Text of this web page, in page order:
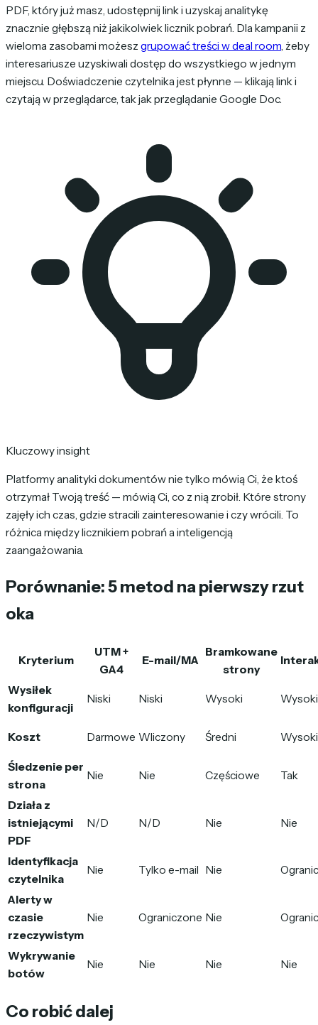
PDF, który już masz, udostępnij link i uzyskaj analitykę
znacznie głębszą niż jakikolwiek licznik pobrań. Dla kampanii z
wieloma zasobami możesz grupować treści w deal room, żeby
interesariusze uzyskiwali dostęp do wszystkiego w jednym
miejscu. Doświadczenie czytelnika jest płynne — klikają link i
czytają w przeglądarce, tak jak przeglądanie Google Doc.
Kluczowy insight
Platformy analityki dokumentów nie tylko mówią Ci, że ktoś
otrzymał Twoją treść — mówią Ci, co z nią zrobił. Które strony
zajęły ich czas, gdzie stracili zainteresowanie i czy wrócili. To
różnica między licznikiem pobrań a inteligencją
zaangażowania.
Porównanie: 5 metod na pierwszy rzut
oka
Kryterium
UTM +
GA4
E-mail/MA
Bramkowane
strony
Wysiłek
konfiguracji
Niski Niski Wysoki Wysoki
Koszt Darmowe Wliczony Średni Wysoki
Śledzenie per
strona
Nie Nie Częściowe Tak
Działa z
istniejącymi
PDF
N/D N/D Nie Nie
Identyfikacja
czytelnika
Nie Tylko e-mail Nie
Alerty w
czasie
rzeczywistym
Nie Ograniczone Nie
Wykrywanie
botów
Nie Nie Nie Nie
Co robić dalej